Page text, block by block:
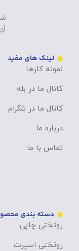
لینک های مفید
نمونه کارها
کانال ما در بله
کانال ما در تلگرام
درباره ما
تماس با ما
دسته بندی
روتختی چاپی
روتختی اسپرت